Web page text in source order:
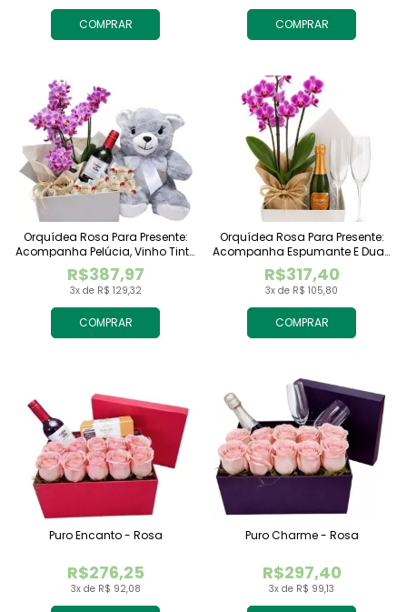
COMPRAR COMPRAR
COMPRAR
3x de R$ 129,32
R$387,97
Orquídea Rosa Para Presente:
Acompanha Pelúcia, Vinho Tinto
Importado E Chocolate
Raffaello
COMPRAR
3x de R$ 105,80
R$317,40
Orquídea Rosa Para Presente:
Acompanha Espumante E Duas
Taças
3x de R$ 92,08
R$276,25
Puro Encanto - Rosa
3x de R$ 99,13
R$297,40
Puro Charme - Rosa